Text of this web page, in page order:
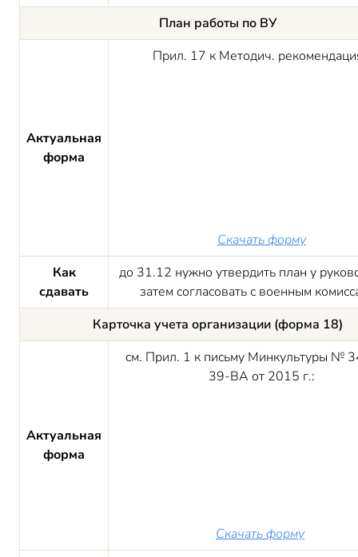
План работы по ВУ
Актуальная
форма
Прил. 17 к Методич.
Скачать форму
Как
сдавать
до 31.12 нужно утвердить план у
затем согласовать с военным
Карточка учета организации (форма 18)
Актуальная
форма
см. Прил. 1 к письму Минкультуры №
39-ВА от 2015 г.:
Скачать форму